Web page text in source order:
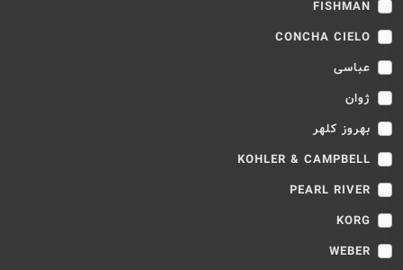
FISHMAN
CONCHA CIELO
عباسی
ژوان
بهروز کلهر
KOHLER & CAMPBELL
PEARL RIVER
KORG
WEBER